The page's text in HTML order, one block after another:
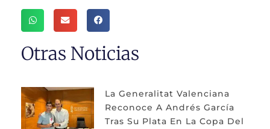
Otras Noticias
La Generalitat Valenciana
Reconoce A Andrés García
Tras Su Plata En La Copa Del